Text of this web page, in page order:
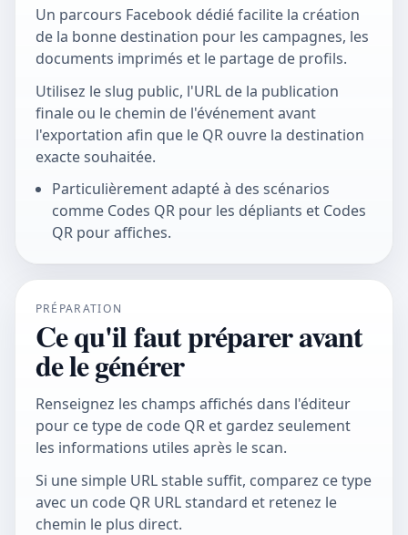
Un parcours Facebook dédié facilite la création
de la bonne destination pour les campagnes, les
documents imprimés et le partage de profils.
Utilisez le slug public, l'URL de la publication
finale ou le chemin de l'événement avant
l'exportation afin que le QR ouvre la destination
exacte souhaitée.
Particulièrement adapté à des scénarios
comme Codes QR pour les dépliants et Codes
QR pour affiches.
PRÉPARATION
Ce qu'il faut préparer avant
de le générer
Renseignez les champs affichés dans l'éditeur
pour ce type de code QR et gardez seulement
les informations utiles après le scan.
Si une simple URL stable suffit, comparez ce type
avec un code QR URL standard et retenez le
chemin le plus direct.